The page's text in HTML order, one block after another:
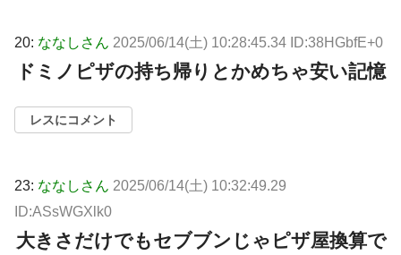
20: ななしさん 2025/06/14(土) 10:28:45.34 ID:38HGbfE+0
ドミノピザの持ち帰りとかめちゃ安い記憶
レスにコメント
23: ななしさん 2025/06/14(土) 10:32:49.29
ID:ASsWGXlk0
大きさだけでもセブブンじゃピザ屋換算で